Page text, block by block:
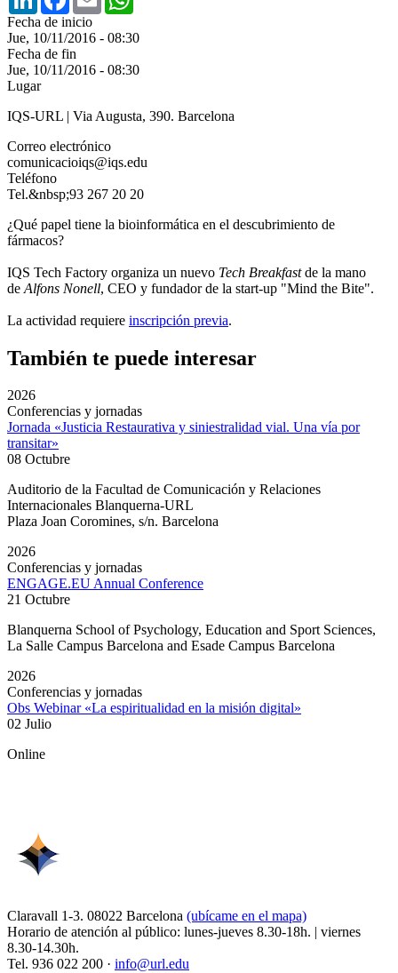
Fecha de inicio
Jue, 10/11/2016 - 08:30
Fecha de fin
Jue, 10/11/2016 - 08:30
Lugar
IQS-URL | Via Augusta, 390. Barcelona
Correo electrónico
comunicacioiqs@iqs.edu
Teléfono
Tel.&nbsp;93 267 20 20
¿Qué papel tiene la bioinformática en el descubrimiento de
fármacos?
IQS Tech Factory organiza un nuevo Tech Breakfastde la mano
de Alfons Nonell, CEO y fundador de la start-up "Mind the Bite".
La actividad requiere inscripción previa.
También te puede interesar
2026
Conferencias y jornadas
Jornada «Justicia Restaurativa y siniestralidad vial. Una vía por
transitar»
08 Octubre
Auditorio de la Facultad de Comunicación y Relaciones
Internacionales Blanquerna-URL
Plaza Joan Coromines, s/n. Barcelona
2026
Conferencias y jornadas
ENGAGE.EU Annual Conference
21 Octubre
Blanquerna School of Psychology, Education and Sport Sciences,
La Salle Campus Barcelona and Esade Campus Barcelona
2026
Conferencias y jornadas
Obs Webinar «La espiritualidad en la misión digital»
02 Julio
Online
Claravall 1-3. 08022 Barcelona (ubícame en el mapa)
Horario de atención al público: lunes-jueves 8.30-18h. | viernes
8.30-14.30h.
Tel. 936 022 200 · info@url.edu